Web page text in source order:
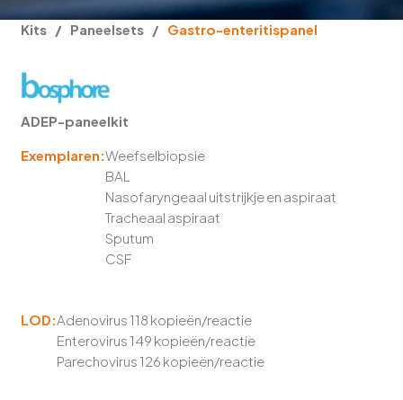
Kits / Paneelsets / Gastro-enteritispanel
ADEP-paneelkit
Exemplaren:Weefselbiopsie
BAL
Nasofaryngeaal uitstrijkje en aspiraat
Tracheaal aspiraat
Sputum
CSF
LOD:Adenovirus 118 kopieën/reactie
Enterovirus 149 kopieën/reactie
Parechovirus 126 kopieën/reactie